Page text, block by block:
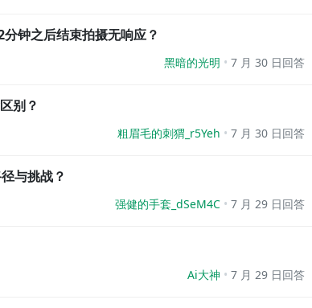
钟之后结束拍摄无响应？
黑暗的光明 7 月 30 日回答
别？
粗眉毛的刺猬_r5Yeh 7 月 30 日回答
与挑战？
强健的手套_dSeM4C 7 月 29 日回答
Ai大神 7 月 29 日回答